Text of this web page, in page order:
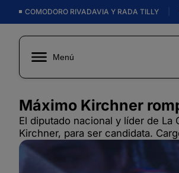
COMODORO RIVADAVIA Y RADA TILLY
Menú
Máximo Kirchner
El diputado nacional y líder de La
Kirchner, para ser candidata.